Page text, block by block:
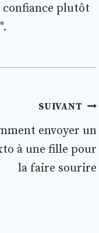
plutôt
SUIVANT
envoyer un
à une fille pour
la faire sourire